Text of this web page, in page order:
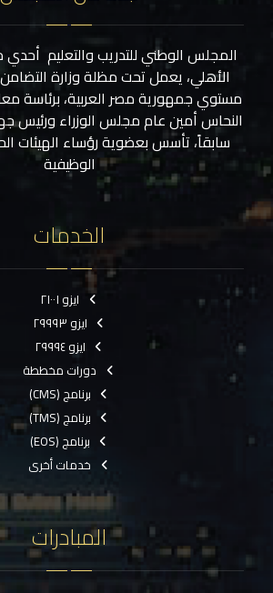
المجلس الوطني للتدريب والتعليم
الأهلي، يعمل تحت مظلة وزارة
مستوي جمهورية مصر العربية، برئاسة
النحاس أمين عام مجلس الوزراء ورئيس
سابقاً، تأسس بعضوية رؤساء الهيئات
الوظيفية
الخدمات
ايزو ٢١٠٠١
ايزو ٢٩٩٩٣
ايزو ٢٩٩٩٤
دورات مخططة
برنامج (CMS)
برنامج (TMS)
برنامج (EOS)
خدمات أخرى
المبادرات